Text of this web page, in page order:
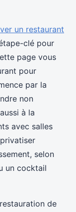
un restaurant
clé pour
page vous
pour
par la
non
à la
avec salles
selon
un cocktail
de